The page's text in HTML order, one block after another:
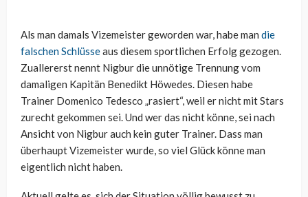
Als man damals Vizemeister geworden war, habe man die
falschen Schlüsseaus diesem sportlichen Erfolg gezogen.
Zuallererst nennt Nigbur die unnötige Trennung vom
damaligen Kapitän Benedikt Höwedes. Diesen habe
Trainer Domenico Tedesco „rasiert“, weil er nicht mit Stars
zurecht gekommen sei. Und wer das nicht könne, sei nach
Ansicht von Nigbur auch kein guter Trainer. Dass man
überhaupt Vizemeister wurde, so viel Glück könne man
eigentlich nicht haben.